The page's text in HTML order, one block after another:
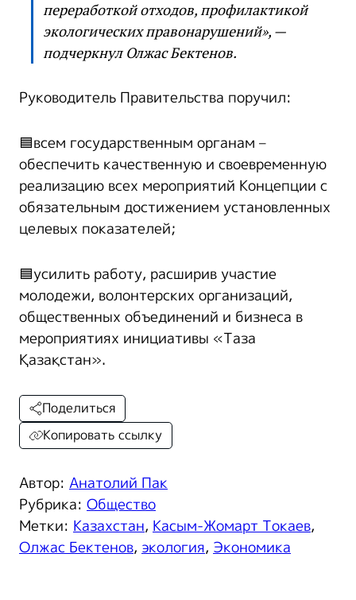
переработкой отходов, профилактикой
экологических правонарушений», —
подчеркнул Олжас Бектенов.
Руководитель Правительства поручил:
🟦всем государственным органам –
обеспечить качественную и своевременную
реализацию всех мероприятий Концепции с
обязательным достижением установленных
целевых показателей;
🟦усилить работу, расширив участие
молодежи, волонтерских организаций,
общественных объединений и бизнеса в
мероприятиях инициативы «Таза
Қазақстан».
Автор: Анатолий Пак
Рубрика: Общество
Метки: Казахстан, Касым-Жомарт Токаев,
Олжас Бектенов, экология, Экономика
Поделиться
Копировать ссылку